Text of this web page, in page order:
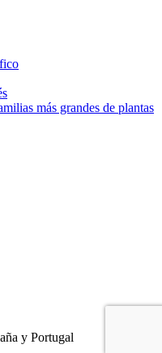
más grandes de plantas
y Portugal